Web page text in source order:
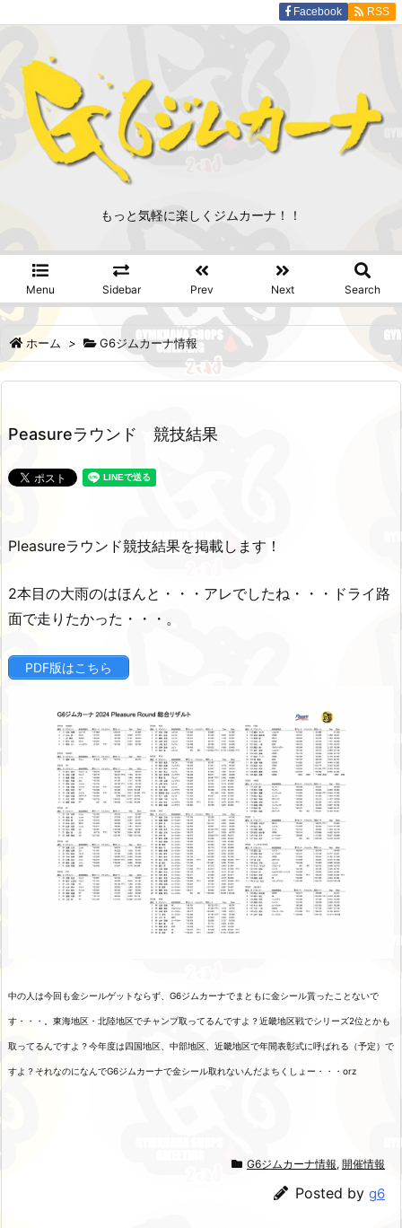
もっと気軽に楽しくジムカーナ！！
Menu Sidebar Prev Next Search
Facebook RSS
ホーム > G6ジムカーナ情報
Peasureラウンド 競技結果
Pleasureラウンド競技結果を掲載します！
2本目の大雨のはほんと・・・アレでしたね・・・ドライ路
面で走りたかった・・・。
PDF版はこちら
中の人は今回も金シールゲットならず、G6ジムカーナでまともに金シール貰ったことないで
す・・・。東海地区・北陸地区でチャンプ取ってるんですよ？近畿地区戦でシリーズ2位とかも
取ってるんですよ？今年度は四国地区、中部地区、近畿地区で年間表彰式に呼ばれる（予定）で
すよ？それなのになんでG6ジムカーナで金シール取れないんだよちくしょー・・・orz
G6ジムカーナ情報, 開催情報
Posted by g6